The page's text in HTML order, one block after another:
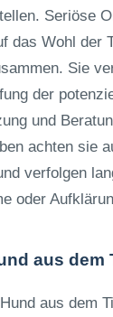
Seriöse
das Wohl der
Sie
der
und
achten sie
verfolgen
oder
aus dem
aus dem